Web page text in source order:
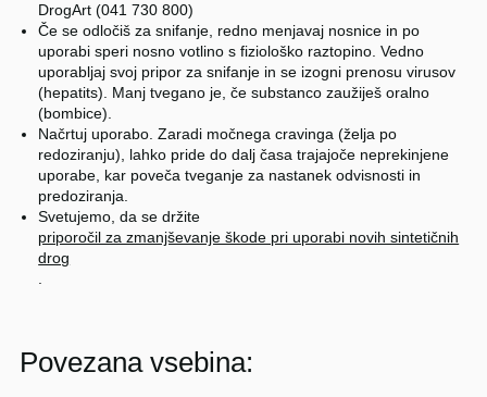
DrogArt (041 730 800)
Če se odločiš za snifanje, redno menjavaj nosnice in po
uporabi speri nosno votlino s fiziološko raztopino. Vedno
uporabljaj svoj pripor za snifanje in se izogni prenosu virusov
(hepatits). Manj tvegano je, če substanco zaužiješ oralno
(bombice).
Načrtuj uporabo. Zaradi močnega cravinga (želja po
redoziranju), lahko pride do dalj časa trajajoče neprekinjene
uporabe, kar poveča tveganje za nastanek odvisnosti in
predoziranja.
Svetujemo, da se držite
priporočil za zmanjševanje škode pri uporabi novih sintetičnih
drog
Povezana vsebina: